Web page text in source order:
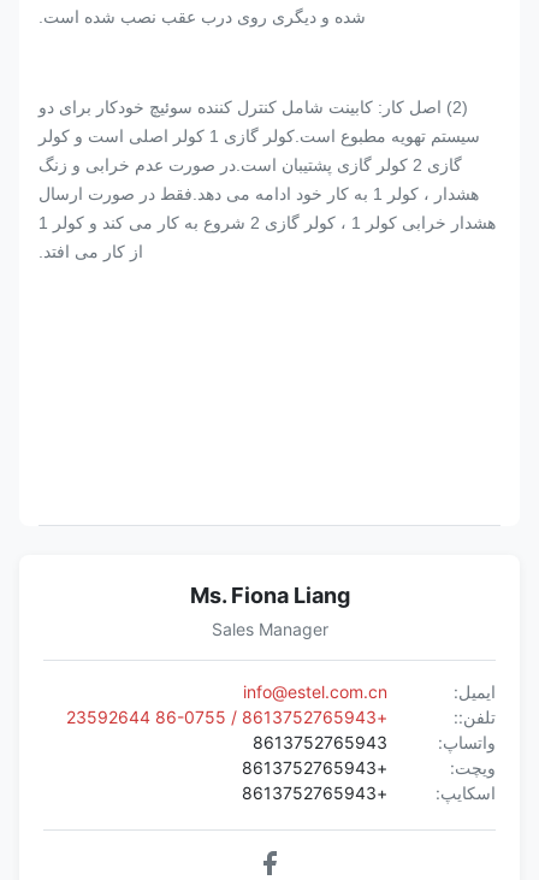
شده و دیگری روی درب عقب نصب شده است.
(2) اصل کار: کابینت شامل کنترل کننده سوئیچ خودکار برای دو
سیستم تهویه مطبوع است.کولر گازی 1 کولر اصلی است و کولر
گازی 2 کولر گازی پشتیبان است.در صورت عدم خرابی و زنگ
هشدار ، کولر 1 به کار خود ادامه می دهد.فقط در صورت ارسال
هشدار خرابی کولر 1 ، کولر گازی 2 شروع به کار می کند و کولر 1
از کار می افتد.
Ms. Fiona Liang
Sales Manager
ایمیل:
info@estel.com.cn
تلفن::
+8613752765943 / 86-0755 23592644
واتساپ:
8613752765943
ویچت:
+8613752765943
اسکایپ:
+8613752765943